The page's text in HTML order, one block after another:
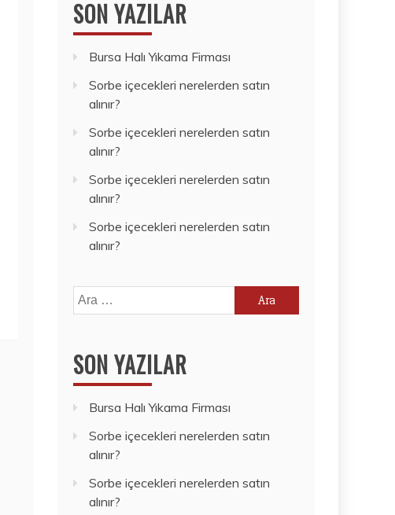
SON YAZILAR
Bursa Halı Yıkama Firması
Sorbe içecekleri nerelerden satın
alınır?
Sorbe içecekleri nerelerden satın
alınır?
Sorbe içecekleri nerelerden satın
alınır?
Sorbe içecekleri nerelerden satın
alınır?
Arama:
SON YAZILAR
Bursa Halı Yıkama Firması
Sorbe içecekleri nerelerden satın
alınır?
Sorbe içecekleri nerelerden satın
alınır?